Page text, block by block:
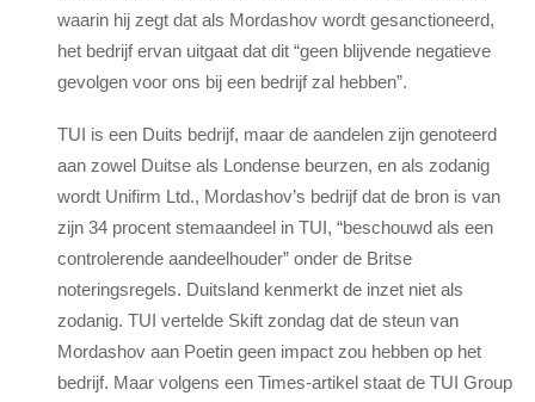
waarin hij zegt dat als Mordashov wordt gesanctioneerd,
het bedrijf ervan uitgaat dat dit “geen blijvende negatieve
gevolgen voor ons bij een bedrijf zal hebben”.
TUI is een Duits bedrijf, maar de aandelen zijn genoteerd
aan zowel Duitse als Londense beurzen, en als zodanig
wordt Unifirm Ltd., Mordashov’s bedrijf dat de bron is van
zijn 34 procent stemaandeel in TUI, “beschouwd als een
controlerende aandeelhouder” onder de Britse
noteringsregels. Duitsland kenmerkt de inzet niet als
zodanig. TUI vertelde Skift zondag dat de steun van
Mordashov aan Poetin geen impact zou hebben op het
bedrijf. Maar volgens een Times-artikel staat de TUI Group